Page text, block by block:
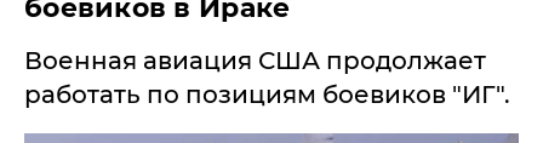
боевиков в Ираке
Военная авиация США продолжает
работать по позициям боевиков "ИГ".